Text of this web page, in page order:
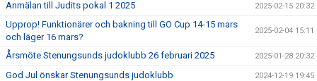
Anmälan till Judits pokal 1 2025 2025-02-15 20:32
Upprop! Funktionärer och bakning till GO Cup 14-15 mars
och läger 16 mars?
2025-02-04 15:11
Årsmöte Stenungsunds judoklubb 26 februari 2025 2025-01-28 20:32
God Jul önskar Stenungsunds judoklubb 2024-12-19 19:45